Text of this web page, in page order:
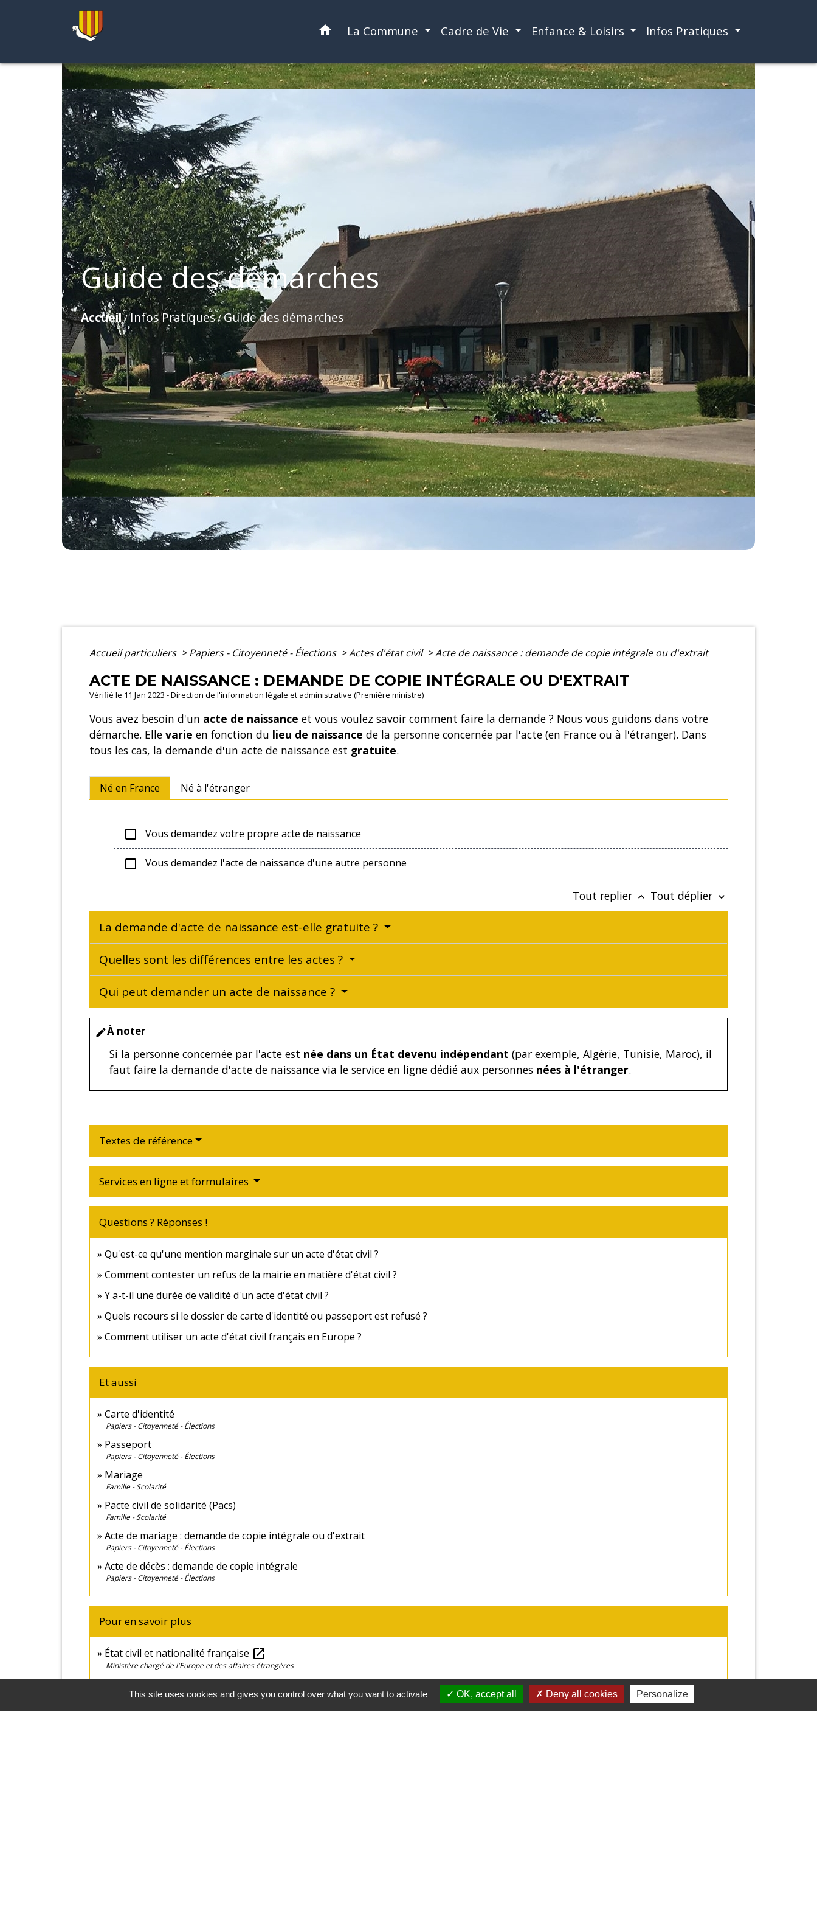
home La Commune Cadre de Vie Enfance & Loisirs Infos Pratiques
Guide des démarches
Accueil/Infos Pratiques/Guide des démarches
Accueil particuliers > Papiers - Citoyenneté - Élections >Actes d'état civil >Acte de naissance : demande de copie intégrale ou d'extrait
ACTE DE NAISSANCE : DEMANDE DE COPIE INTÉGRALE OU D'EXTRAIT
Vérifié le 11 Jan 2023 - Direction de l'information légale et administrative (Première ministre)
Vous avez besoin d'un acte de naissance et vous voulez savoir comment faire la demande ? Nous vous guidons dans votre
démarche. Elle varie en fonction du lieu de naissance de la personne concernée par l'acte (en France ou à l'étranger). Dans
tous les cas, la demande d'un acte de naissance est gratuite.
Né en France Né à l'étranger
check_box_outline_blank Vous demandez votre propre acte de naissance
check_box_outline_blank Vous demandez l'acte de naissance d'une autre personne
Tout replier keyboard_arrow_up Tout déplier keyboard_arrow_down
La demande d'acte de naissance est-elle gratuite ?
Quelles sont les différences entre les actes ?
Qui peut demander un acte de naissance ?
editÀ noter
Si la personne concernée par l'acte est née dans un État devenu indépendant (par exemple, Algérie, Tunisie, Maroc), il
faut faire la demande d'acte de naissance via le service en ligne dédié aux personnes nées à l'étranger.
Textes de référence
Services en ligne et formulaires
Questions ? Réponses !
Qu'est-ce qu'une mention marginale sur un acte d'état civil ?
Comment contester un refus de la mairie en matière d'état civil ?
Y a-t-il une durée de validité d'un acte d'état civil ?
Quels recours si le dossier de carte d'identité ou passeport est refusé ?
Comment utiliser un acte d'état civil français en Europe ?
Et aussi
Carte d'identité
Papiers - Citoyenneté - Élections
Passeport
Papiers - Citoyenneté - Élections
Mariage
Famille - Scolarité
Pacte civil de solidarité (Pacs)
Famille - Scolarité
Acte de mariage : demande de copie intégrale ou d'extrait
Papiers - Citoyenneté - Élections
Acte de décès : demande de copie intégrale
Papiers - Citoyenneté - Élections
Pour en savoir plus
État civil et nationalité française open_in_new
Ministère chargé de l'Europe et des affaires étrangères
Ministère chargé de l'Europe et des affaires étrangères
This site uses cookies and gives you control over what you want to activate OK, accept all Deny all cookies Personalize